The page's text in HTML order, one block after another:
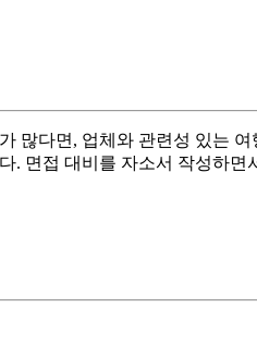
많다면, 업체와 관련성 있는 여
. 면접 대비를 자소서 작성하면